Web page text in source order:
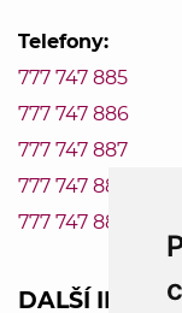
Telefony:
777 747 885
777 747 886
777 747 887
777 747 888
777 747 889
DALŠÍ